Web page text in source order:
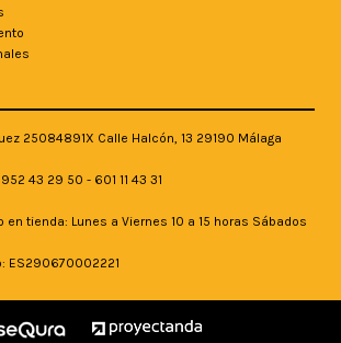
25084891X Calle Halcón, 13 29190 Málaga
43 29 50 - 601 11 43 31
en tienda: Lunes a Viernes 10 a 15 horas Sábados
ES290670002221